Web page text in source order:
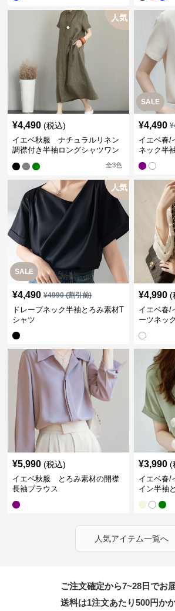
人気
¥4,490 (税込)
イエベ秋服 ナチュラルリネン
調襟付き半袖ロングシャツワン
全3色
SALE
¥4,490 ¥
イエベ春
ネック半
SALE
人気
¥4,490 ¥4990(割引前)
ドレープネック半袖とろみ素材T
シャツ
¥4,990 (
イエベ春/
ーツネッ
¥5,990 (税込)
イエベ秋服 とろみ素材の開襟
長袖ブラウス
¥3,990 (
イエベ春
イン半袖
人気アイテム一覧へ
ご注文確定から7~28日でお
送料は1注文あたり500円か